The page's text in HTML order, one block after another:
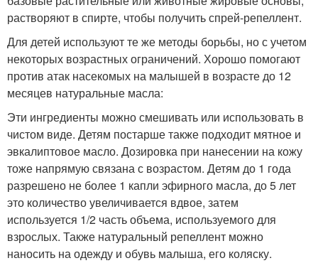
растворяют в спирте, чтобы получить спрей-репеллент.
Для детей используют те же методы борьбы, но с учетом
некоторых возрастных ограничений. Хорошо помогают
против атак насекомых на малышей в возрасте до 12
месяцев натуральные масла:
Эти ингредиенты можно смешивать или использовать в
чистом виде. Детям постарше также подходит мятное и
эвкалиптовое масло. Дозировка при нанесении на кожу
тоже напрямую связана с возрастом. Детям до 1 года
разрешено не более 1 капли эфирного масла, до 5 лет
это количество увеличивается вдвое, затем
используется 1/2 часть объема, используемого для
взрослых. Также натуральный репеллент можно
наносить на одежду и обувь малыша, его коляску.